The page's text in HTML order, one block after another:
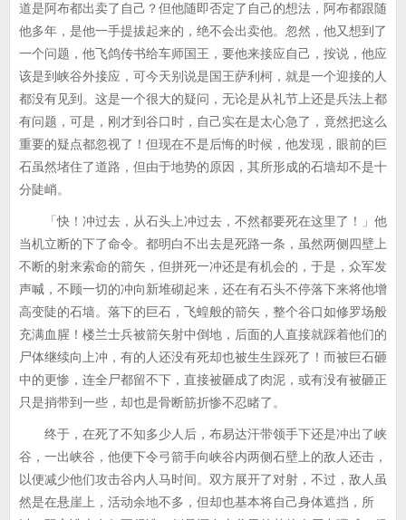
道是阿布都出卖了自己？但他随即否定了自己的想法，阿布都跟随
他多年，是他一手提拔起来的，绝不会出卖他。忽然，他又想到了
一个问题，他飞鸽传书给车师国王，要他来接应自己，按说，他应
该是到峡谷外接应，可今天别说是国王萨利柯，就是一个迎接的人
都没有见到。这是一个很大的疑问，无论是从礼节上还是兵法上都
有问题，可是，刚才到谷口时，自己实在是太心急了，竟然把这么
重要的疑点都忽视了！但现在不是后悔的时候，他发现，眼前的巨
石虽然堵住了道路，但由于地势的原因，其所形成的石墙却不是十
分陡峭。
「快！冲过去，从石头上冲过去，不然都要死在这里了！」他
当机立断的下了命令。都明白不出去是死路一条，虽然两侧四壁上
不断的射来索命的箭矢，但拼死一冲还是有机会的，于是，众军发
声喊，不顾一切的冲向新堆砌起来，还在有石头不停落下来将他增
高变陡的石墙。落下的巨石，飞蝗般的箭矢，整个谷口如修罗场般
充满血腥！楼兰士兵被箭矢射中倒地，后面的人直接就踩着他们的
尸体继续向上冲，有的人还没有死却也被生生踩死了！而被巨石砸
中的更惨，连全尸都留不下，直接被砸成了肉泥，或有没有被砸正
只是捎带到一些，却也是骨断筋折惨不忍睹了。
终于，在死了不知多少人后，布易达汗带领手下还是冲出了峡
谷，一出峡谷，他便下令弓箭手向峡谷内两侧石壁上的敌人还击，
以便减少他们攻击谷内人马时间。双方展开了对射，不过，敌人虽
然是在悬崖上，活动余地不多，但却也基本将自己身体遮挡，所